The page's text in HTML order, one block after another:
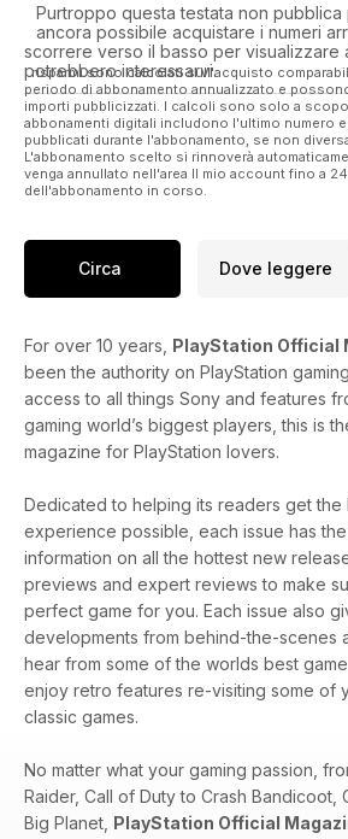
Purtroppo questa testata non pubblica
ancora possibile acquistare i numeri
scorrere verso il basso per visualizzare
potrebbero interessarvi.
I risparmi sono calcolati sull'acquisto
periodo di abbonamento annualizzato e
importi pubblicizzati. I calcoli sono solo a
abbonamenti digitali includono l'ultimo numero
pubblicati durante l'abbonamento, se non
L'abbonamento scelto si rinnoverà
venga annullato nell'area Il mio account fino a
dell'abbonamento in corso.
Circa Dove leggere
For over 10 years, PlayStation Official
been the authority on PlayStation
access to all things Sony and features
gaming world’s biggest players, this is
magazine for PlayStation lovers.
Dedicated to helping its readers get the
experience possible, each issue has
information on all the hottest new
previews and expert reviews to make
perfect game for you. Each issue also
developments from behind-the-scenes
hear from some of the worlds best
enjoy retro features re-visiting some of
classic games.
No matter what your gaming passion,
Raider, Call of Duty to Crash Bandicoot,
Big Planet, PlayStation Official